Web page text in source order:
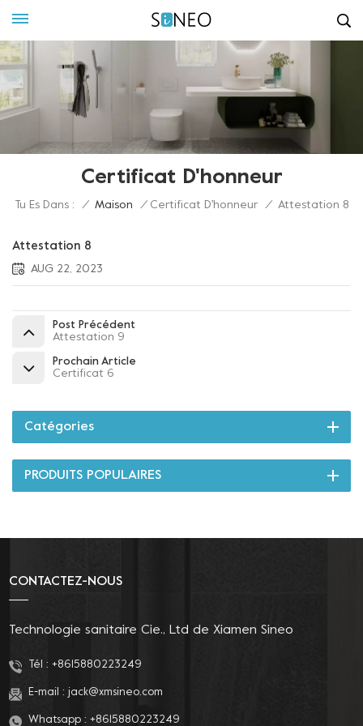
Certificat D'honneur
Tu Es Dans : / Maison / Certificat D'honneur / Attestation 8
Attestation 8
AUG 22, 2023
Post Précédent
Attestation 9
Prochain Article
Certificat 6
Catégories
PRODUITS POPULAIRES
CONTACTEZ-NOUS
Technologie sanitaire Cie., Ltd de Xiamen Sineo
Tél : +8615880223249
E-mail : jack@xmsineo.com
Whatsapp : +8615880223249